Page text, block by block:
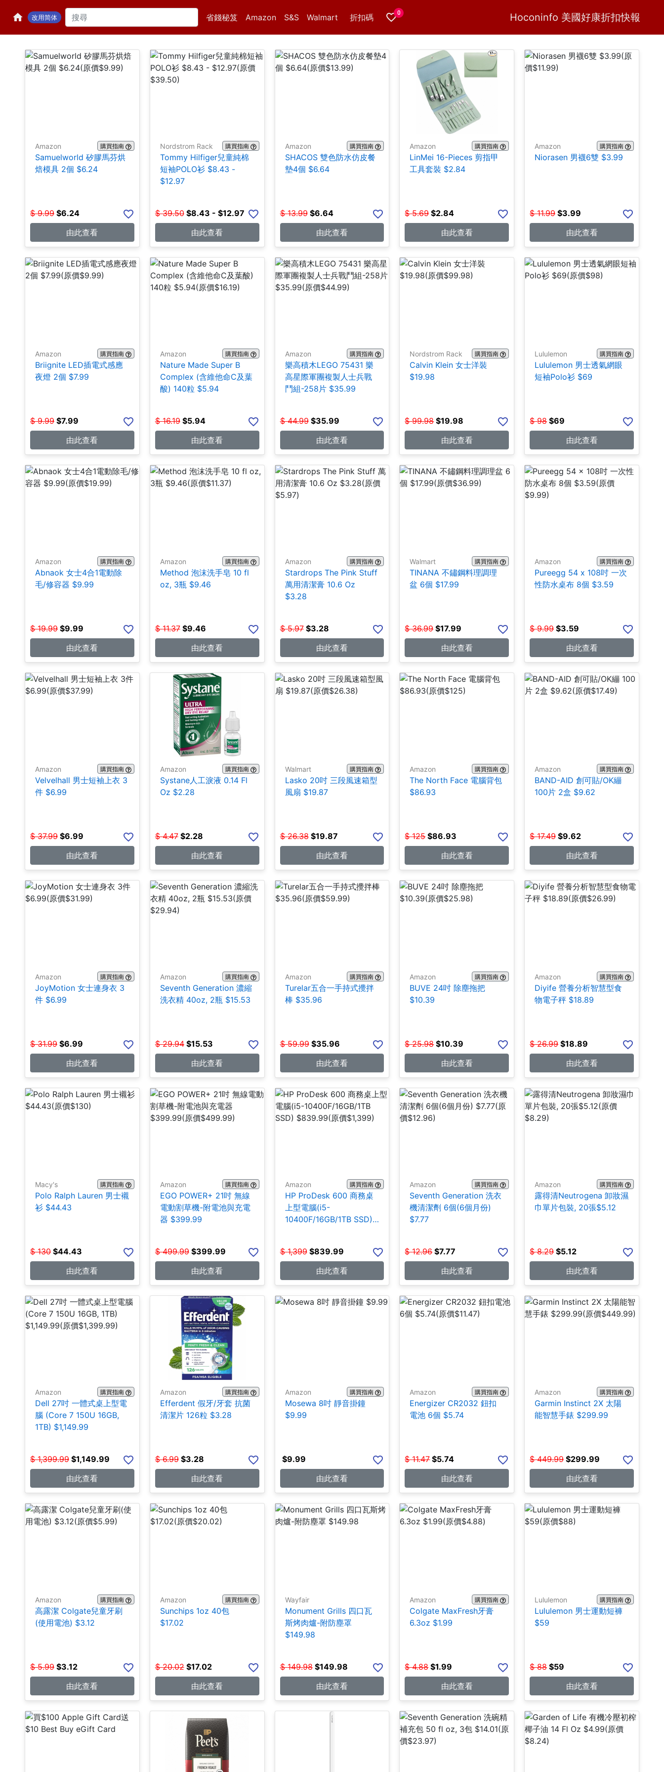
改用简体 省錢秘笈 Amazon S&S Walmart 折扣碼 0 Hoconinfo 美國好康折扣快報
H Home
Amazon 購買指南
Samuelworld 矽膠馬芬烘
焙模具 2個 $6.24
$ 9.99 $6.24
由此查看
Nordstrom Rack 購買指南
Tommy Hilfiger兒童純棉
短袖POLO衫 $8.43 -
$12.97
$ 39.50 $8.43 - $12.97
由此查看
Amazon 購買指南
SHACOS 雙色防水仿皮餐
墊4個 $6.64
$ 13.99 $6.64
由此查看
Amazon 購買指南
LinMei 16-Pieces 剪指甲
工具套裝 $2.84
$ 5.69 $2.84
由此查看
Amazon 購買指南
Niorasen 男襪6雙 $3.99
$ 11.99 $3.99
由此查看
Amazon 購買指南
Briignite LED插電式感應
夜燈 2個 $7.99
$ 9.99 $7.99
由此查看
Amazon 購買指南
Nature Made Super B
Complex (含維他命C及葉
酸) 140粒 $5.94
$ 16.19 $5.94
由此查看
Amazon 購買指南
樂高積木LEGO 75431 樂
高星際軍團複製人士兵戰
鬥組-258片 $35.99
$ 44.99 $35.99
由此查看
Nordstrom Rack 購買指南
Calvin Klein 女士洋裝
$19.98
$ 99.98 $19.98
由此查看
Lululemon 購買指南
Lululemon 男士透氣網眼
短袖Polo衫 $69
$ 98 $69
由此查看
Amazon 購買指南
Abnaok 女士4合1電動除
毛/修容器 $9.99
$ 19.99 $9.99
由此查看
Amazon 購買指南
Method 泡沫洗手皂 10 fl
oz, 3瓶 $9.46
$ 11.37 $9.46
由此查看
Amazon 購買指南
Stardrops The Pink Stuff
萬用清潔膏 10.6 Oz
$3.28
$ 5.97 $3.28
由此查看
Walmart 購買指南
TINANA 不鏽鋼料理調理
盆 6個 $17.99
$ 36.99 $17.99
由此查看
Amazon 購買指南
Pureegg 54 x 108吋 一次
性防水桌布 8個 $3.59
$ 9.99 $3.59
由此查看
Amazon 購買指南
Velvelhall 男士短袖上衣 3
件 $6.99
$ 37.99 $6.99
由此查看
Amazon 購買指南
Systane人工淚液 0.14 Fl
Oz $2.28
$ 4.47 $2.28
由此查看
Walmart 購買指南
Lasko 20吋 三段風速箱型
風扇 $19.87
$ 26.38 $19.87
由此查看
Amazon 購買指南
The North Face 電腦背包
$86.93
$ 125 $86.93
由此查看
Amazon 購買指南
BAND-AID 創可貼/OK繃
100片 2盒 $9.62
$ 17.49 $9.62
由此查看
Amazon 購買指南
JoyMotion 女士連身衣 3
件 $6.99
$ 31.99 $6.99
由此查看
Amazon 購買指南
Seventh Generation 濃縮
洗衣精 40oz, 2瓶 $15.53
$ 29.94 $15.53
由此查看
Amazon 購買指南
Turelar五合一手持式攪拌
棒 $35.96
$ 59.99 $35.96
由此查看
Amazon 購買指南
BUVE 24吋 除塵拖把
$10.39
$ 25.98 $10.39
由此查看
Amazon 購買指南
Diyife 營養分析智慧型食
物電子秤 $18.89
$ 26.99 $18.89
由此查看
Macy's 購買指南
Polo Ralph Lauren 男士襯
衫 $44.43
$ 130 $44.43
由此查看
Amazon 購買指南
EGO POWER+ 21吋 無線
電動割草機-附電池與充電
器 $399.99
$ 499.99 $399.99
由此查看
Amazon 購買指南
HP ProDesk 600 商務桌
上型電腦(i5-
10400F/16GB/1TB SSD)
$ 1,399 $839.99
由此查看
Amazon 購買指南
Seventh Generation 洗衣
機清潔劑 6個(6個月份)
$7.77
$ 12.96 $7.77
由此查看
Amazon 購買指南
露得清Neutrogena 卸妝濕
巾單片包裝, 20張$5.12
$ 8.29 $5.12
由此查看
Amazon 購買指南
Dell 27吋 一體式桌上型電
腦 (Core 7 150U 16GB,
1TB) $1,149.99
$ 1,399.99 $1,149.99
由此查看
Amazon 購買指南
Efferdent 假牙/牙套 抗菌
清潔片 126粒 $3.28
$ 6.99 $3.28
由此查看
Amazon 購買指南
Mosewa 8吋 靜音掛鐘
$9.99
$9.99
由此查看
Amazon 購買指南
Energizer CR2032 鈕扣
電池 6個 $5.74
$ 11.47 $5.74
由此查看
Amazon 購買指南
Garmin Instinct 2X 太陽
能智慧手錶 $299.99
$ 449.99 $299.99
由此查看
Amazon 購買指南
高露潔 Colgate兒童牙刷
(使用電池) $3.12
$ 5.99 $3.12
由此查看
Amazon 購買指南
Sunchips 1oz 40包
$17.02
$ 20.02 $17.02
由此查看
Wayfair
Monument Grills 四口瓦
斯烤肉爐-附防塵罩
$149.98
$ 149.98 $149.98
由此查看
Amazon 購買指南
Colgate MaxFresh牙膏
6.3oz $1.99
$ 4.88 $1.99
由此查看
Lululemon 購買指南
Lululemon 男士運動短褲
$59
$ 88 $59
由此查看